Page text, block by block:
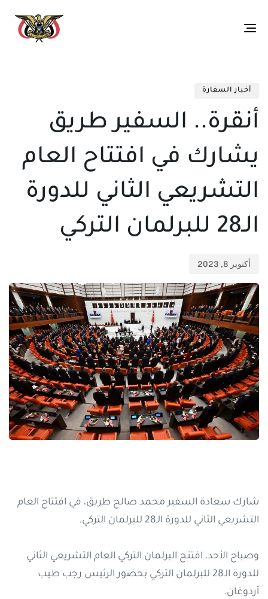
Toggle
أخبار السفارة
أنقرة.. السفير طريق
يشارك في افتتاح العام
التشريعي الثاني للدورة
الـ28 للبرلمان التركي
أكتوبر 8, 2023
شارك سعادة السفير محمد صالح طريق، في افتتاح العام
التشريعي الثاني للدورة الـ28 للبرلمان التركي.
وصباح الأحد، افتتح البرلمان التركي العام التشريعي الثاني
للدورة الـ28 للبرلمان التركي بحضور الرئيس رجب طيب
أردوغان.